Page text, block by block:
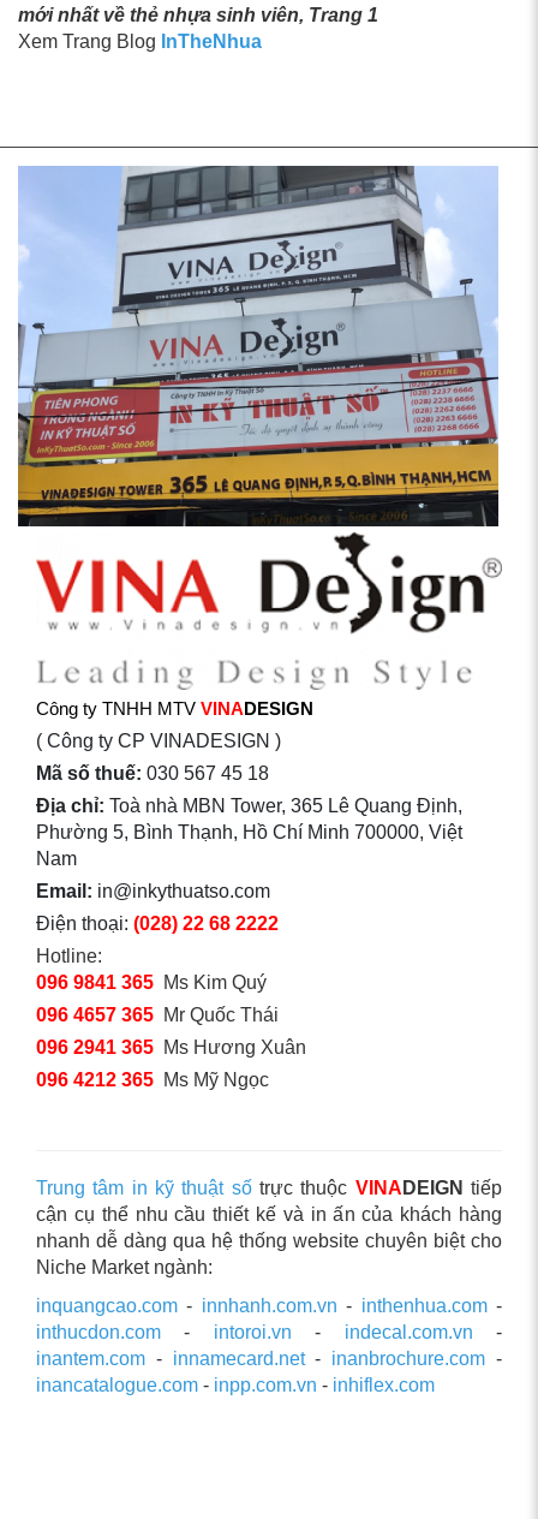
mới nhất về thẻ nhựa sinh viên, Trang 1
Xem Trang Blog InTheNhua
Công ty TNHH MTV VINADESIGN
( Công ty CP VINADESIGN )
Mã số thuế: 030 567 45 18
Địa chỉ: Toà nhà MBN Tower, 365 Lê Quang Định,
Phường 5, Bình Thạnh, Hồ Chí Minh 700000, Việt
Nam
Email: in@inkythuatso.com
Điện thoại: (028) 22 68 2222
Hotline:
096 9841 365 Ms Kim Quý
096 4657 365 Mr Quốc Thái
096 2941 365 Ms Hương Xuân
096 4212 365 Ms Mỹ Ngọc
Trung tâm in kỹ thuật sốtrực thuộc VINA DEIGN tiếp
cận cụ thể nhu cầu thiết kế và in ấn của khách hàng
nhanh dễ dàng qua hệ thống website chuyên biệt cho
Niche Market ngành:
inquangcao.com - innhanh.com.vn - inthenhua.com-
inthucdon.com - intoroi.vn - indecal.com.vn -
inantem.com - innamecard.net- inanbrochure.com -
inancatalogue.com - inpp.com.vn - inhiflex.com